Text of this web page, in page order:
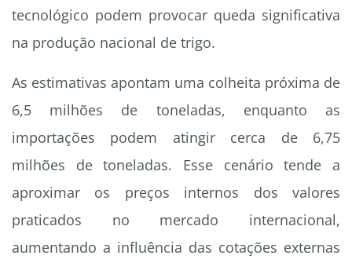
tecnológico podem provocar queda significativa
na produção nacional de trigo.
As estimativas apontam uma colheita próxima de
6,5 milhões de toneladas, enquanto as
importações podem atingir cerca de 6,75
milhões de toneladas. Esse cenário tende a
aproximar os preços internos dos valores
praticados no mercado internacional,
aumentando a influência das cotações externas